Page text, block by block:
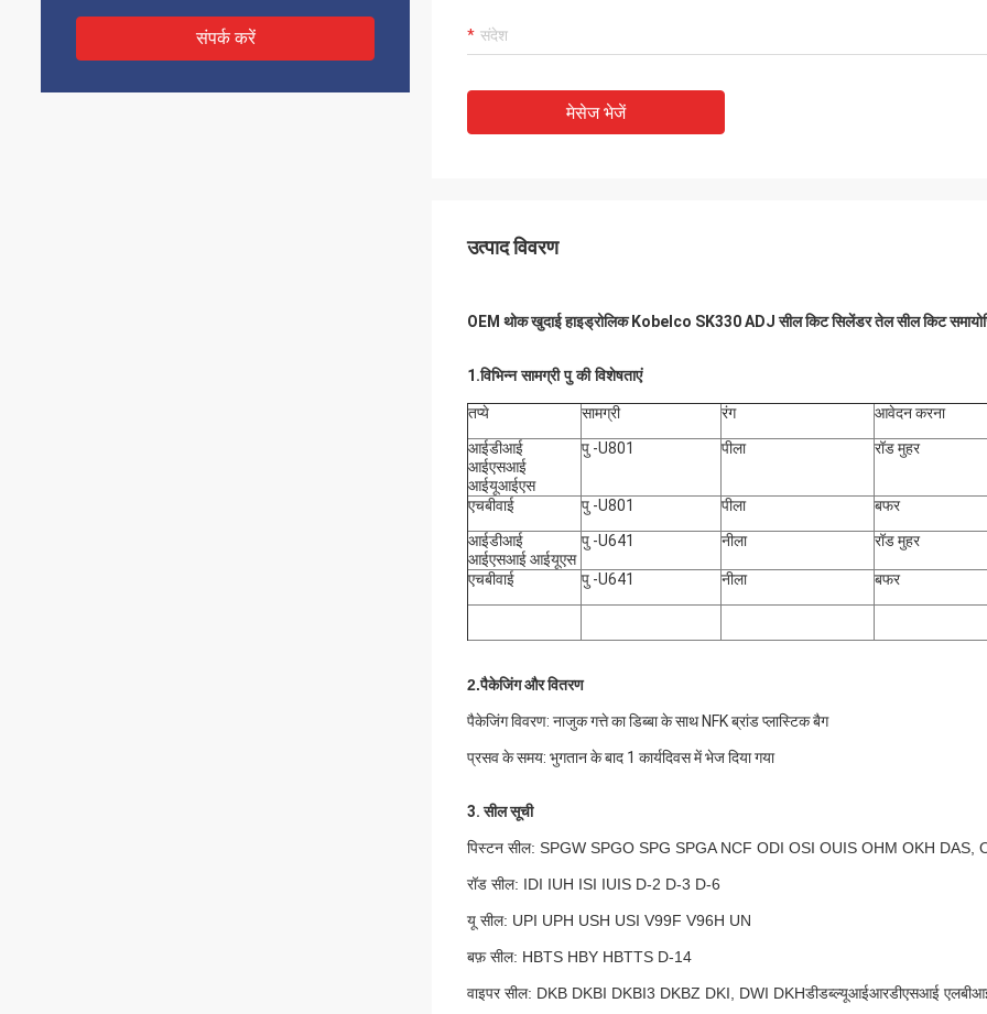
संपर्क करें
मेसेज भेजें
उत्पाद विवरण
OEM थोक खुदाई हाइड्रोलिक Kobelco SK330 ADJ सील किट सिलेंडर तेल सील किट
1.विभिन्न सामग्री पु की विशेषताएं
तप्ये सामग्री रंग आवेदन करना
आईडीआई
आईएसआई
आईयूआईएस
पु -U801 पीला रॉड मुहर
एचबीवाई पु -U801 पीला
बफर
आईडीआई
आईएसआई आईयूएस
पु -U641 नीला रॉड मुहर
एचबीवाई पु -U641 नीला बफर
2.पैकेजिंग और वितरण
पैकेजिंग विवरण: नाजुक गत्ते का डिब्बा के साथ NFK ब्रांड प्लास्टिक बैग
प्रसव के समय: भुगतान के बाद 1 कार्यदिवस में भेज दिया गया
3. सील सूची
पिस्टन सील: SPGW SPGO SPG SPGA NCF ODI OSI OUIS OHM OKH DAS,
रॉड सील: IDI IUH ISI IUIS D-2 D-3 D-6
यू सील: UPI UPH USH USI V99F V96H UN
बफ़ सील: HBTS HBY HBTTS D-14
वाइपर सील: DKB DKBI DKBI3 DKBZ DKI, DWI DKHडीडब्ल्यूआईआरडीएसआई